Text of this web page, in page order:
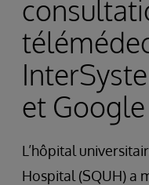
et
L’hôpital
Hospital (SQUH) a